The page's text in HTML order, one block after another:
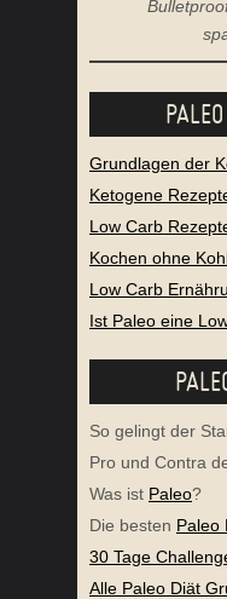
Grundlagen der
Ketogene
Low Carb
Kochen ohne
Low Carb
Ist Paleo eine
So gelingt der
Pro und Contra
Was ist Paleo?
Die besten Paleo
30 Tage
Alle Paleo Diät